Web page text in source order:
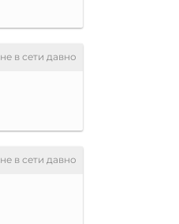
не в сети давно
не в сети давно